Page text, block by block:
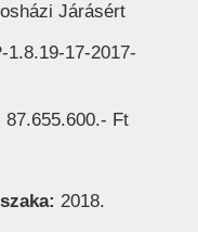
Járásért
1.8.19-17-2017-
87.655.600.- Ft
2018.